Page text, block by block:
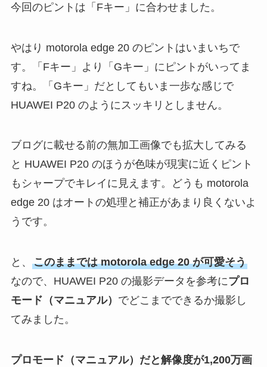
今回のピントは「Fキー」に合わせました。
やはり motorola edge 20 のピントはいまいちで
す。「Fキー」より「Gキー」にピントがいってま
すね。「Gキー」だとしてもいま一歩な感じで
HUAWEI P20 のようにスッキリとしません。
ブログに載せる前の無加工画像でも拡大してみる
と HUAWEI P20 のほうが色味が現実に近くピント
もシャープでキレイに見えます。どうも motorola
edge 20 はオートの処理と補正があまり良くないよ
うです。
と、 このままでは motorola edge 20 が可愛そう
なので、HUAWEI P20 の撮影データを参考にプロ
モード（マニュアル） でどこまでできるか撮影し
てみました。
プロモード（マニュアル）だと解像度が1,200万画